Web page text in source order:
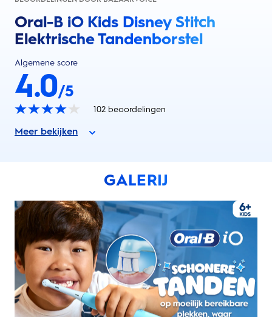
Oral-B iO Kids Disney Stitch
Elektrische Tandenborstel
Algemene score
4.0/5
102 beoordelingen
Meer bekijken
GALERIJ